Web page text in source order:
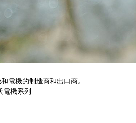
電機的制造商和出口商。
電機系列